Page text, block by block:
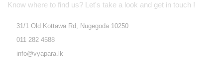
Know where to find us? Let's take a look and get in touch !
31/1 Old Kottawa Rd, Nugegoda 10250
011 282 4588
info@vyapara.lk